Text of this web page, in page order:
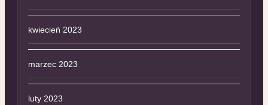
kwiecień 2023
marzec 2023
luty 2023